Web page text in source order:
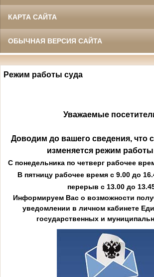
КАРТА САЙТА
ОБЫЧНАЯ ВЕРСИЯ САЙТА
Режим работы суда
Уважаемые
Доводим до вашего сведения, что
изменяется режим работы
С понедельника по четверг рабочее
В пятницу рабочее время с 9.00 до
перерыв с 13.00 до
Информируем Вас о возможности
уведомлении в личном кабинете
государственных и